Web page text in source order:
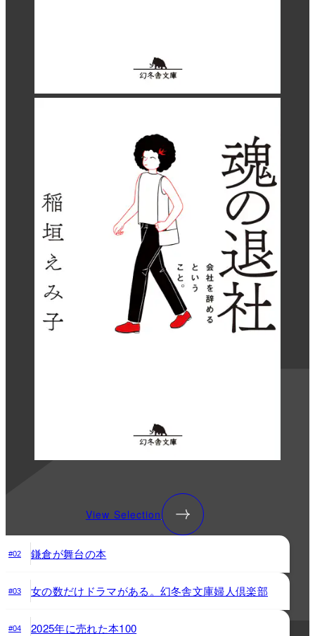
View Selection
#02 鎌倉が舞台の本
#03 女の数だけドラマがある。幻冬舎文庫婦人倶楽部
#04 2025年に売れた本100